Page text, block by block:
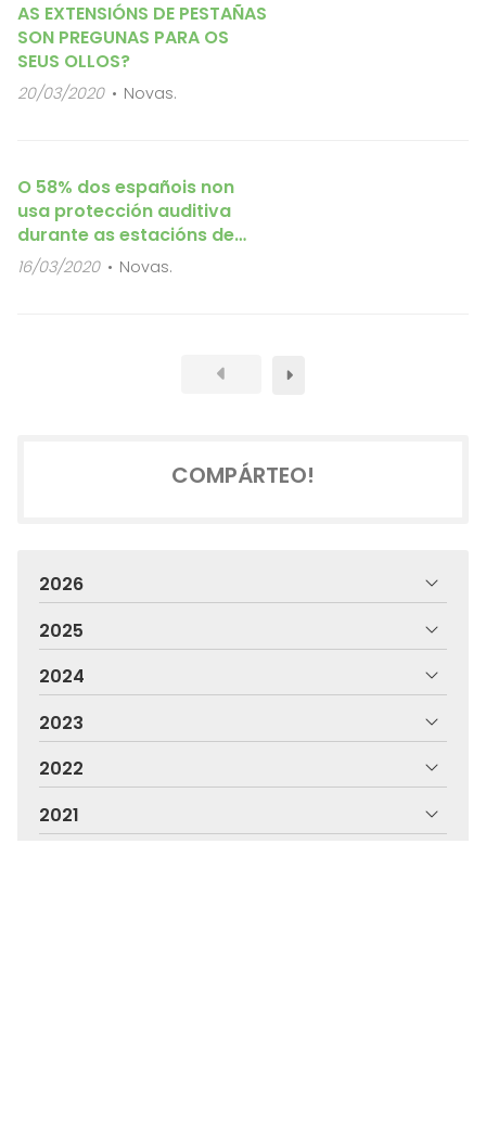
AS EXTENSIÓNS DE PESTAÑAS
SON PREGUNAS PARA OS
SEUS OLLOS?
20/03/2020 Novas.
O 58% dos españois non
usa protección auditiva
durante as estacións de
frío
16/03/2020 Novas.
COMPÁRTEO!
2026
2025
2024
2023
2022
2021